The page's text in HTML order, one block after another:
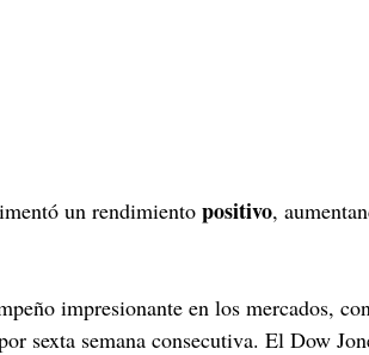
un rendimiento positivo,
impresionante en los mercados,
sexta semana consecutiva. El Dow